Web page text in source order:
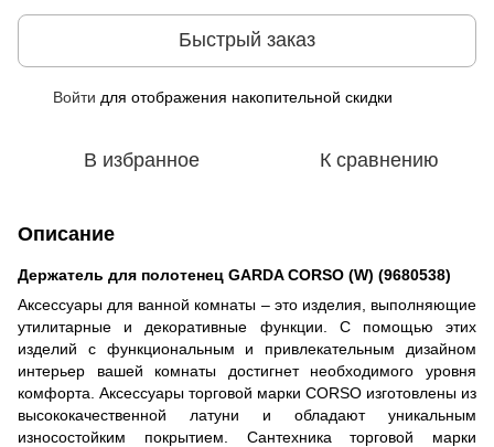
Быстрый заказ
Войти для отображения накопительной скидки
В избранное К сравнению
Описание
Держатель для полотенец GARDA CORSO (W) (9680538)
Аксессуары для ванной комнаты – это изделия, выполняющие
утилитарные и декоративные функции. С помощью этих
изделий с функциональным и привлекательным дизайном
интерьер вашей комнаты достигнет необходимого уровня
комфорта. Аксессуары торговой марки CORSO изготовлены из
высококачественной латуни и обладают уникальным
износостойким покрытием. Сантехника торговой марки